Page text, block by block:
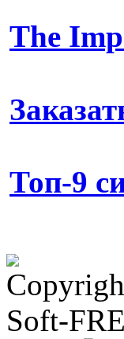
The
Топ-9
Soft-